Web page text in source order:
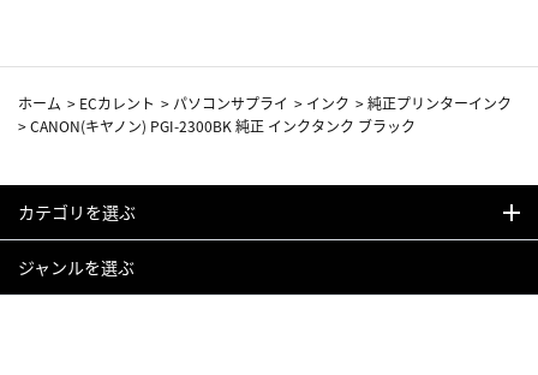
ホーム > ECカレント > パソコンサプライ > インク >純正プリンターインク
>CANON(キヤノン) PGI-2300BK 純正 インクタンク ブラック
カテゴリを選ぶ
ジャンルを選ぶ